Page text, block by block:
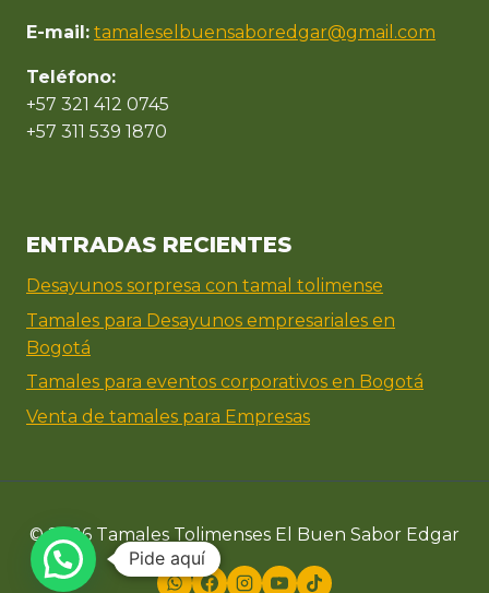
E-mail: tamaleselbuensaboredgar@gmail.com
Teléfono:
+57 321 412 0745
+57 311 539 1870
ENTRADAS RECIENTES
Desayunos sorpresa con tamal tolimense
Tamales para Desayunos empresariales en
Bogotá
Tamales para eventos corporativos en Bogotá
Venta de tamales para Empresas
© 2026 Tamales Tolimenses El Buen Sabor Edgar
Pide aquí